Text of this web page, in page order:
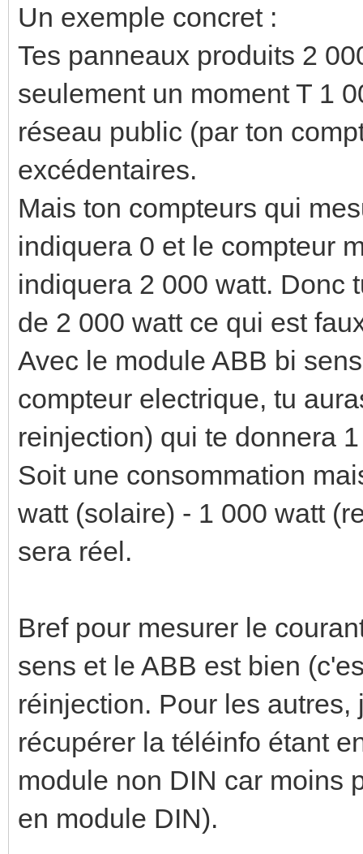
Un exemple concret :
Tes panneaux produits 2
seulement un moment T 1
réseau public (par ton
excédentaires.
Mais ton compteurs qui
indiquera 0 et le compteur
indiquera 2 000 watt. Donc
de 2 000 watt ce qui est
Avec le module ABB bi
compteur electrique, tu
reinjection) qui te donnera
Soit une consommation
watt (solaire) - 1 000 watt
sera réel.
Bref pour mesurer le
sens et le ABB est bien
réinjection. Pour les
récupérer la téléinfo étant
module non DIN car moins
en module DIN).